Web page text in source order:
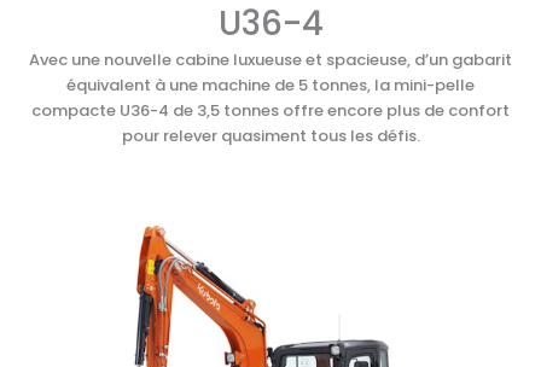
U36-4
Avec une nouvelle cabine luxueuse et spacieuse, d’un gabarit
équivalent à une machine de 5 tonnes, la mini-pelle
compacte U36-4 de 3,5 tonnes offre encore plus de confort
pour relever quasiment tous les défis.